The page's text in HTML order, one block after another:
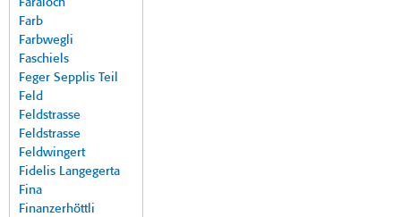
Faraloch
Farb
Farbwegli
Faschiels
Feger Sepplis Teil
Feld
Feldstrasse
Feldstrasse
Feldwingert
Fidelis Langegerta
Fina
Finanzerhöttli